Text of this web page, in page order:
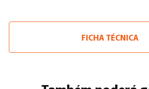
FICHA TÉCNICA